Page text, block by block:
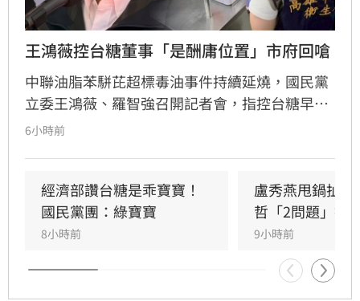
王鴻薇控台糖董事「是酬庸位置」市府回嗆
中聯油脂苯駢芘超標毒油事件持續延燒，國民黨
立委王鴻薇、羅智強召開記者會，指控台糖早在
五月即知情卻隱匿不報，並質疑台糖董事會淪為
回，強調陳其邁市長未曾推薦台糖人事，呼籲勿
惡意抹黑。同時，高市府反擊指出王鴻薇曾收受
遭重罰的南僑油脂政治獻金，質疑其發言動機。
雙方陣營針對台糖人事布局與食安通報責任展開
激烈政治攻防，事件背後的政治角力與食安疑雲
6小時前
經濟部讚台糖是乖寶寶！
國民黨團：綠寶寶
8小時前
盧秀燕甩鍋扯
哲「2問題」打
9小時前